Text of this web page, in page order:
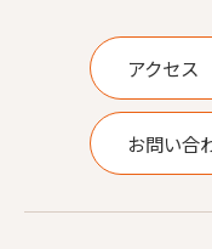
アクセス
お問い合